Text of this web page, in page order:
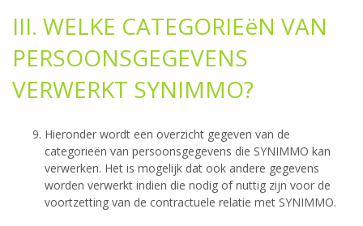
III. WELKE CATEGORIEëN VAN
PERSOONSGEGEVENS
VERWERKT SYNIMMO?
Hieronder wordt een overzicht gegeven van de
categorieën van persoonsgegevens die SYNIMMO kan
verwerken. Het is mogelijk dat ook andere gegevens
worden verwerkt indien die nodig of nuttig zijn voor de
voortzetting van de contractuele relatie met SYNIMMO.